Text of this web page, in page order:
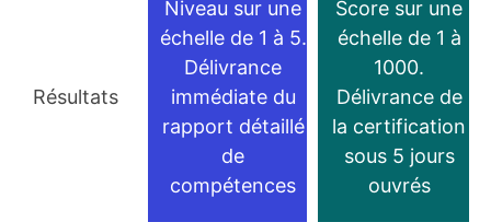
Résultats
Niveau sur une
échelle de 1 à 5.
Délivrance
immédiate du
rapport détaillé
de
compétences
Score sur une
échelle de 1 à
1000.
Délivrance de
la certification
sous 5 jours
ouvrés